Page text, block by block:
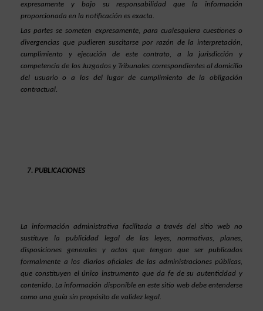
expresamente y bajo su responsabilidad que la información
proporcionada en la notificación es exacta.
Las partes se someten expresamente, para cualesquiera cuestiones o
divergencias que pudieren suscitarse por razón de la interpretación,
cumplimiento y ejecución de este contrato, a la jurisdicción y
competencia de los Juzgados y Tribunales correspondientes al domicilio
del usuario o a los del lugar de cumplimiento de la obligación
contractual.
PUBLICACIONES
La información administrativa facilitada a través del sitio web no
sustituye la publicidad legal de las leyes, normativas, planes,
disposiciones generales y actos que tengan que ser publicados
formalmente a los diarios oficiales de las administraciones públicas,
que constituyen el único instrumento que da fe de su autenticidad y
contenido. La información disponible en este sitio web debe entenderse
como una guía sin propósito de validez legal.